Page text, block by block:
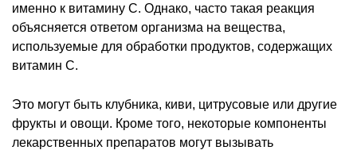
именно к витамину С. Однако, часто такая реакция
объясняется ответом организма на вещества,
используемые для обработки продуктов, содержащих
витамин С.
Это могут быть клубника, киви, цитрусовые или другие
фрукты и овощи. Кроме того, некоторые компоненты
лекарственных препаратов могут вызывать